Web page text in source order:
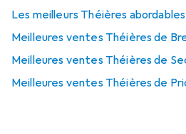
Les meilleurs Théières abordables
Meilleures ventes Théières de
Meilleures ventes Théières de
Meilleures ventes Théières de